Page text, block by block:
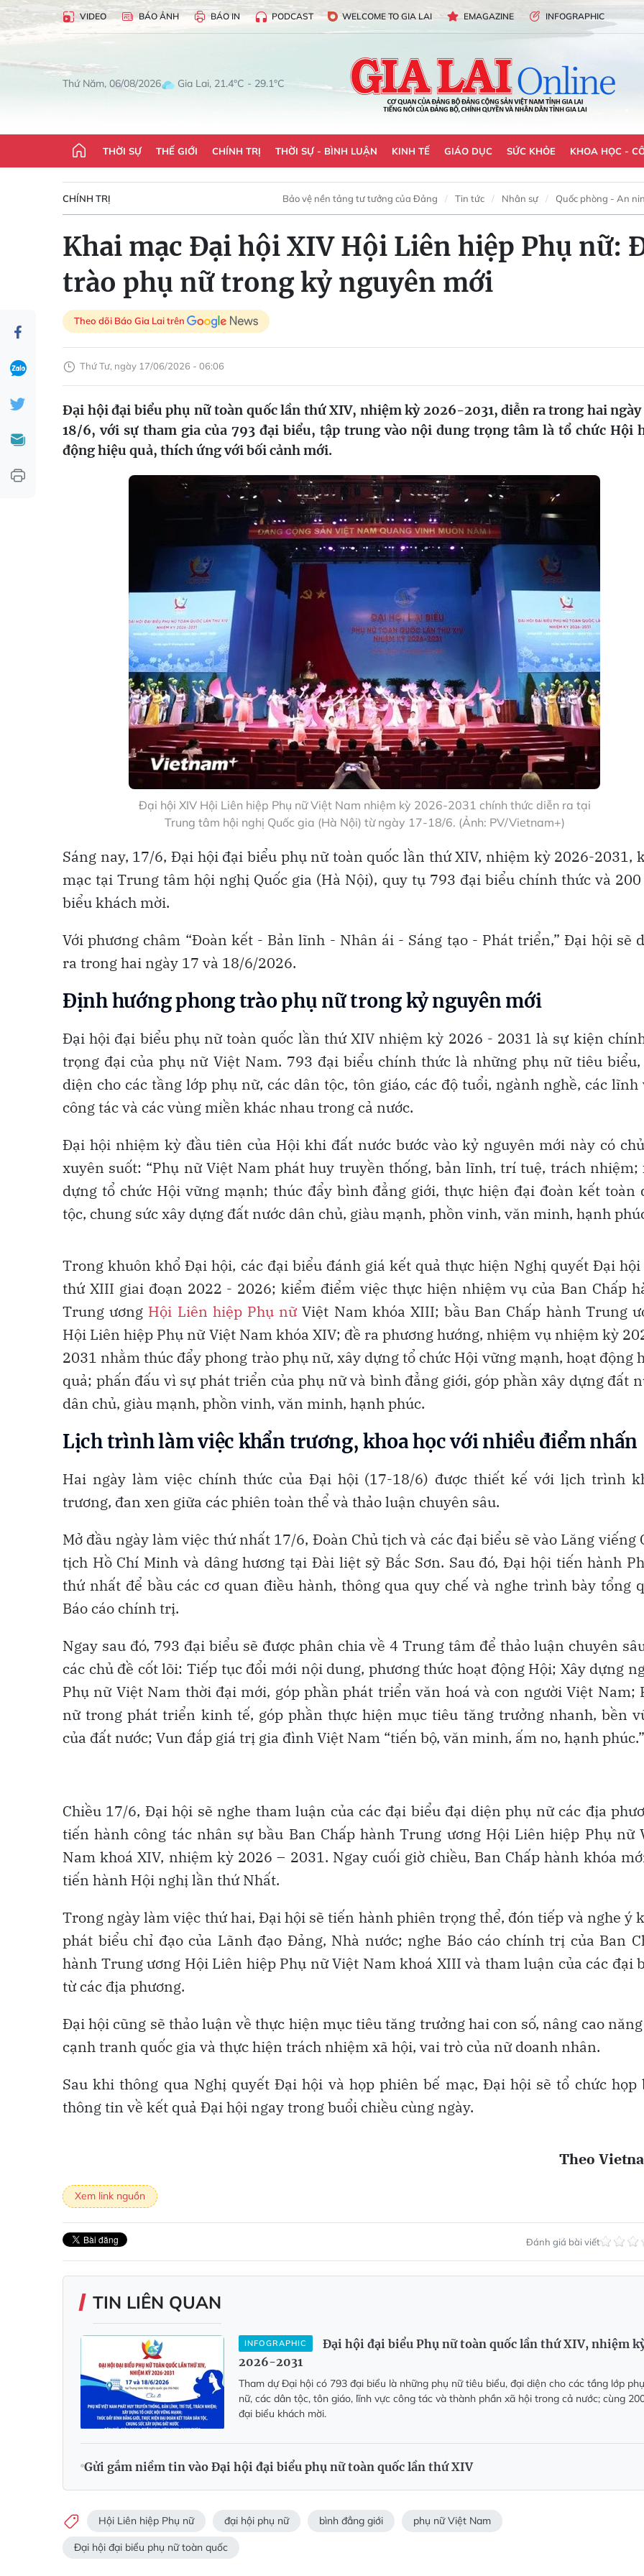
VIDEO BÁO ẢNH BÁO IN PODCAST WELCOME TO GIA LAI EMAGAZINE INFOGRAPHIC
Thứ Năm, 06/08/2026 Gia Lai, 21.4°C - 29.1°C
THỜI SỰ THẾ GIỚI CHÍNH TRỊ THỜI SỰ - BÌNH LUẬN KINH TẾ GIÁO DỤC SỨC KHỎE KHOA HỌC -
CHÍNH TRỊ Bảo vệ nền tảng tư tưởng của Đảng Tin tức Nhân sự Quốc phòng - An
Khai mạc Đại hội XIV Hội Liên hiệp Phụ nữ:
trào phụ nữ trong kỷ nguyên mới
Theo dõi Báo Gia Lai trên
Thứ Tư, ngày 17/06/2026 - 06:06
Đại hội đại biểu phụ nữ toàn quốc lần thứ XIV, nhiệm kỳ 2026-2031, diễn ra trong hai ngày
18/6, với sự tham gia của 793 đại biểu, tập trung vào nội dung trọng tâm là tổ chức Hội
động hiệu quả, thích ứng với bối cảnh mới.
Đại hội XIV Hội Liên hiệp Phụ nữ Việt Nam nhiệm kỳ 2026-2031 chính thức diễn ra tại
Trung tâm hội nghị Quốc gia (Hà Nội) từ ngày 17-18/6. (Ảnh: PV/Vietnam+)
Sáng nay, 17/6, Đại hội đại biểu phụ nữ toàn quốc lần thứ XIV, nhiệm kỳ 2026-2031,
mạc tại Trung tâm hội nghị Quốc gia (Hà Nội), quy tụ 793 đại biểu chính thức và
biểu khách mời.
Với phương châm “Đoàn kết - Bản lĩnh - Nhân ái - Sáng tạo - Phát triển,” Đại hội sẽ
ra trong hai ngày 17 và 18/6/2026.
Định hướng phong trào phụ nữ trong kỷ nguyên mới
Đại hội đại biểu phụ nữ toàn quốc lần thứ XIV nhiệm kỳ 2026 - 2031 là sự kiện
trọng đại của phụ nữ Việt Nam. 793 đại biểu chính thức là những phụ nữ tiêu
diện cho các tầng lớp phụ nữ, các dân tộc, tôn giáo, các độ tuổi, ngành nghề, các lĩnh
công tác và các vùng miền khác nhau trong cả nước.
Đại hội nhiệm kỳ đầu tiên của Hội khi đất nước bước vào kỷ nguyên mới này có
xuyên suốt: “Phụ nữ Việt Nam phát huy truyền thống, bản lĩnh, trí tuệ, trách nhiệm;
dựng tổ chức Hội vững mạnh; thúc đẩy bình đẳng giới, thực hiện đại đoàn kết toàn
tộc, chung sức xây dựng đất nước dân chủ, giàu mạnh, phồn vinh, văn minh, hạnh
Trong khuôn khổ Đại hội, các đại biểu đánh giá kết quả thực hiện Nghị quyết Đại
thứ XIII giai đoạn 2022 - 2026; kiểm điểm việc thực hiện nhiệm vụ của Ban Chấp
Trung ương Hội Liên hiệp Phụ nữ Việt Nam khóa XIII; bầu Ban Chấp hành Trung
Hội Liên hiệp Phụ nữ Việt Nam khóa XIV; đề ra phương hướng, nhiệm vụ nhiệm kỳ
2031 nhằm thúc đẩy phong trào phụ nữ, xây dựng tổ chức Hội vững mạnh, hoạt động
quả; phấn đấu vì sự phát triển của phụ nữ và bình đẳng giới, góp phần xây dựng đất
dân chủ, giàu mạnh, phồn vinh, văn minh, hạnh phúc.
Lịch trình làm việc khẩn trương, khoa học với nhiều điểm nhấn
Hai ngày làm việc chính thức của Đại hội (17-18/6) được thiết kế với lịch trình
trương, đan xen giữa các phiên toàn thể và thảo luận chuyên sâu.
Mở đầu ngày làm việc thứ nhất 17/6, Đoàn Chủ tịch và các đại biểu sẽ vào Lăng viếng
tịch Hồ Chí Minh và dâng hương tại Đài liệt sỹ Bắc Sơn. Sau đó, Đại hội tiến hành
thứ nhất để bầu các cơ quan điều hành, thông qua quy chế và nghe trình bày tổng
Báo cáo chính trị.
Ngay sau đó, 793 đại biểu sẽ được phân chia về 4 Trung tâm để thảo luận chuyên
các chủ đề cốt lõi: Tiếp tục đổi mới nội dung, phương thức hoạt động Hội; Xây dựng
Phụ nữ Việt Nam thời đại mới, góp phần phát triển văn hoá và con người Việt Nam;
nữ trong phát triển kinh tế, góp phần thực hiện mục tiêu tăng trưởng nhanh, bền
của đất nước; Vun đắp giá trị gia đình Việt Nam “tiến bộ, văn minh, ấm no, hạnh phúc.”
Chiều 17/6, Đại hội sẽ nghe tham luận của các đại biểu đại diện phụ nữ các địa
tiến hành công tác nhân sự bầu Ban Chấp hành Trung ương Hội Liên hiệp Phụ nữ
Nam khoá XIV, nhiệm kỳ 2026 – 2031. Ngay cuối giờ chiều, Ban Chấp hành khóa
tiến hành Hội nghị lần thứ Nhất.
Trong ngày làm việc thứ hai, Đại hội sẽ tiến hành phiên trọng thể, đón tiếp và nghe ý
phát biểu chỉ đạo của Lãnh đạo Đảng, Nhà nước; nghe Báo cáo chính trị của Ban
hành Trung ương Hội Liên hiệp Phụ nữ Việt Nam khoá XIII và tham luận của các đại
từ các địa phương.
Đại hội cũng sẽ thảo luận về thực hiện mục tiêu tăng trưởng hai con số, nâng cao
cạnh tranh quốc gia và thực hiện trách nhiệm xã hội, vai trò của nữ doanh nhân.
Sau khi thông qua Nghị quyết Đại hội và họp phiên bế mạc, Đại hội sẽ tổ chức họp
thông tin về kết quả Đại hội ngay trong buổi chiều cùng ngày.
Theo
Xem link nguồn
Đánh giá bài viết
TIN LIÊN QUAN
INFOGRAPHIC
Đại hội đại biểu Phụ nữ toàn quốc lần thứ XIV, nhiệm
2026-2031
Tham dự Đại hội có 793 đại biểu là những phụ nữ tiêu biểu, đại diện cho các tầng lớp phụ
nữ, các dân tộc, tôn giáo, lĩnh vực công tác và thành phần xã hội trong cả nước; cùng
đại biểu khách mời.
Gửi gắm niềm tin vào Đại hội đại biểu phụ nữ toàn quốc lần thứ XIV
Hội Liên hiệp Phụ nữ đại hội phụ nữ bình đẳng giới phụ nữ Việt Nam
Đại hội đại biểu phụ nữ toàn quốc